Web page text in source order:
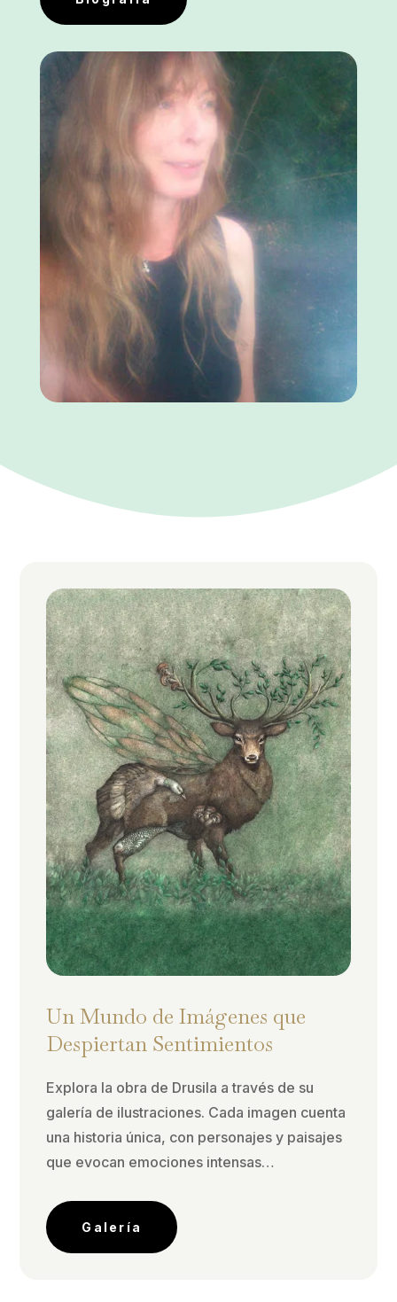
Un Mundo de Imágenes que
Despiertan Sentimientos
Explora la obra de Drusila a través de su
galería de ilustraciones. Cada imagen cuenta
una historia única, con personajes y paisajes
que evocan emociones intensas…
Galería